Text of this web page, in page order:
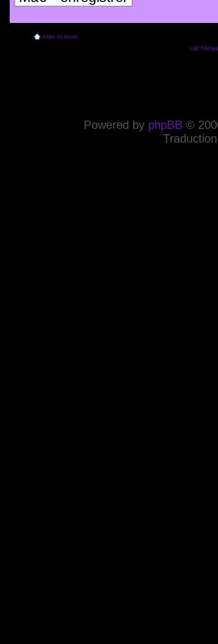
Index du forum
Powered by phpBB ©